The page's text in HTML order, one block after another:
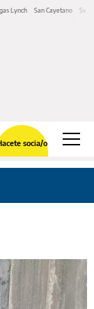
Lynch San Cayetano
socia/o